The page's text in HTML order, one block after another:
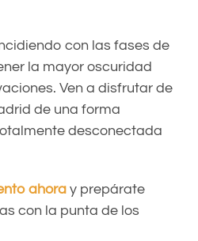
con las fases de
la mayor oscuridad
Ven a disfrutar de
de una forma
desconectada
ahora y prepárate
con la punta de los